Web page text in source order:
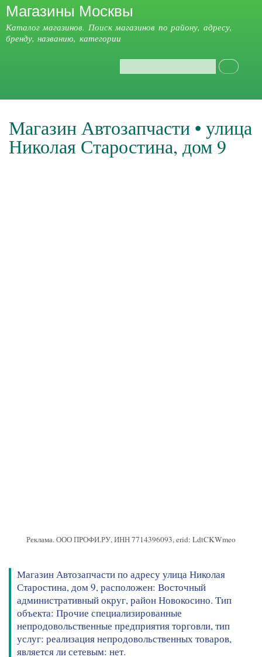
Перейти к
основному
содержанию
Магазины Москвы
Каталог магазинов. Поиск магазинов по району, адресу,
бренду, названию, категории
Магазин Автозапчасти • улица
Николая Старостина, дом 9
Реклама. ООО ПРОФИ.РУ, ИНН 7714396093, erid: LdtCKWmeo
Магазин Автозапчасти по адресу улица Николая
Старостина, дом 9, расположен: Восточный
административный округ, район Новокосино. Тип
объекта: Прочие специализированные
непродовольственные предприятия торговли, тип
услуг: реализация непродовольственных товаров,
является ли сетевым: нет.